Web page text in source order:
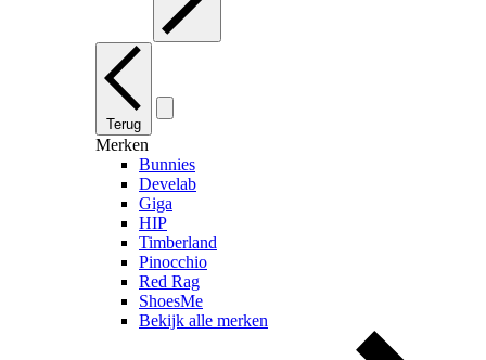
Terug
Merken
Bunnies
Develab
Giga
HIP
Timberland
Pinocchio
Red Rag
ShoesMe
Bekijk alle merken